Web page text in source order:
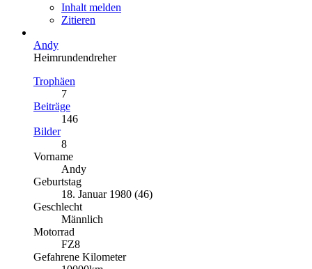
Inhalt melden
Zitieren
Andy
Heimrundendreher
Trophäen
7
Beiträge
146
Bilder
8
Vorname
Andy
Geburtstag
18. Januar 1980 (46)
Geschlecht
Männlich
Motorrad
FZ8
Gefahrene Kilometer